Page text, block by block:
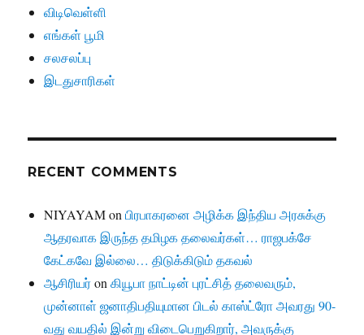
விடிவெள்ளி
எங்கள் பூமி
சலசலப்பு
இடதுசாரிகள்
RECENT COMMENTS
NIYAYAMonபிரபாகரனை அழிக்க இந்திய அரசுக்கு
ஆதரவாக இருந்த தமிழக தலைவர்கள்… ராஜபக்சே
கேட்கவே இல்லை… திடுக்கிடும் தகவல்
ஆசிரியர்onகியூபா நாட்டின் புரட்சித் தலைவரும்,
முன்னாள் ஜனாதிபதியுமான பிடல் காஸ்ட்ரோ அவரது 90-
வது வயதில் இன்று விடைபெறுகிறார், அவருக்கு